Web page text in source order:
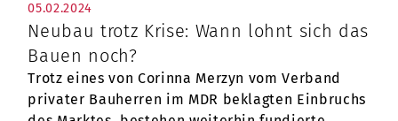
05.02.2024
Neubau trotz Krise: Wann lohnt sich das
Bauen noch?
Trotz eines von Corinna Merzyn vom Verband
privater Bauherren im MDR beklagten Einbruchs